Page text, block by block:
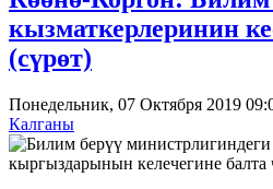
кызматкерлеринин
(сүрөт)
Понедельник, 07 Октября 2019
Калганы